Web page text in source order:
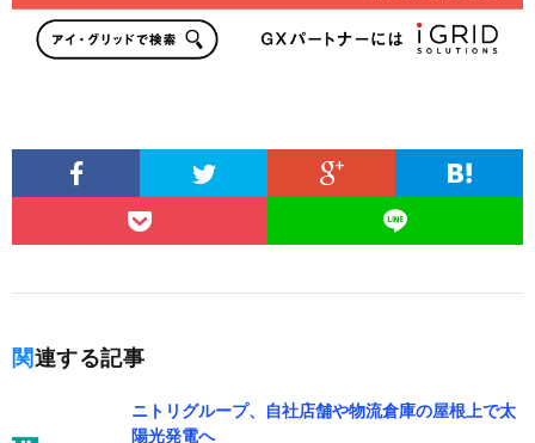
関連する記事
ニトリグループ、自社店舗や物流倉庫の屋根上で太
陽光発電へ